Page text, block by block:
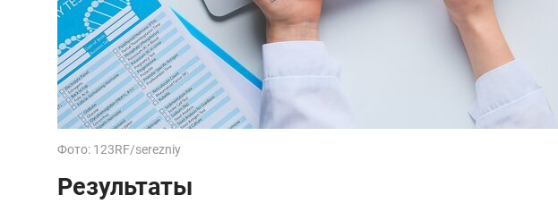
Фото: 123RF/serezniy
Результаты